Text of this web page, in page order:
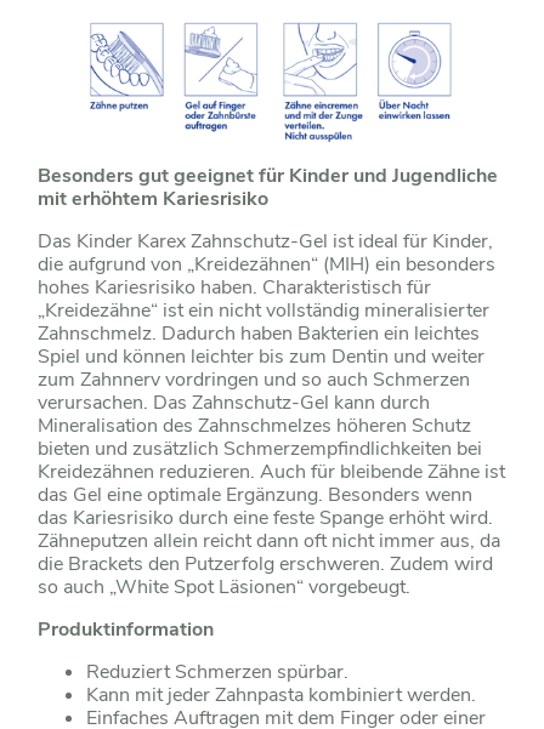
Besonders gut geeignet für Kinder und Jugendliche
mit erhöhtem Kariesrisiko
Das Kinder Karex Zahnschutz-Gel ist ideal für Kinder,
die aufgrund von „Kreidezähnen“ (MIH) ein besonders
hohes Kariesrisiko haben. Charakteristisch für
„Kreidezähne“ ist ein nicht vollständig mineralisierter
Zahnschmelz. Dadurch haben Bakterien ein leichtes
Spiel und können leichter bis zum Dentin und weiter
zum Zahnnerv vordringen und so auch Schmerzen
verursachen. Das Zahnschutz-Gel kann durch
Mineralisation des Zahnschmelzes höheren Schutz
bieten und zusätzlich Schmerzempfindlichkeiten bei
Kreidezähnen reduzieren. Auch für bleibende Zähne ist
das Gel eine optimale Ergänzung. Besonders wenn
das Kariesrisiko durch eine feste Spange erhöht wird.
Zähneputzen allein reicht dann oft nicht immer aus, da
die Brackets den Putzerfolg erschweren. Zudem wird
so auch „White Spot Läsionen“ vorgebeugt.
Produktinformation
Reduziert Schmerzen spürbar.
Kann mit jeder Zahnpasta kombiniert werden.
Einfaches Auftragen mit dem Finger oder einer